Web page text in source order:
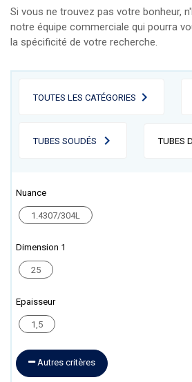
Si vous ne trouvez pas votre bonheur,
notre équipe commerciale qui pourra
la spécificité de votre recherche.
TOUTES LES CATÉGORIES
TUBES SOUDÉS TUBES
Nuance
1.4307/304L
Dimension 1
25
Epaisseur
1,5
Autres critères